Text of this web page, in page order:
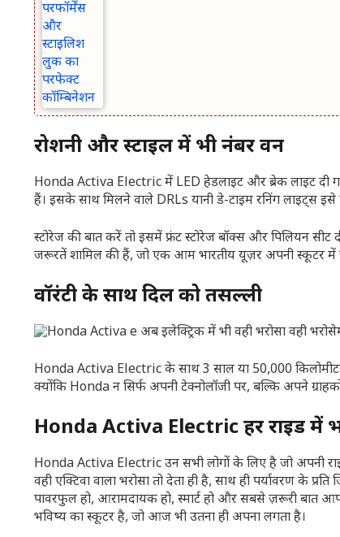
रोशनी और स्टाइल में भी नंबर वन
Honda Activa Electric में LED हेडलाइट और ब्रेक लाइट दी गई
हैं। इसके साथ मिलने वाले DRLs यानी डे-टाइम रनिंग लाइट्स
स्टोरेज की बात करें तो इसमें फ्रंट स्टोरेज बॉक्स और पिलियन
जरूरतें शामिल की हैं, जो एक आम भारतीय यूज़र अपनी स्कूटर में
वॉरंटी के साथ दिल को तसल्ली
Honda Activa Electric के साथ 3 साल या 50,000 किलोमीटर
क्योंकि Honda न सिर्फ अपनी टेक्नोलॉजी पर, बल्कि अपने
Honda Activa Electric हर राइड में
Honda Activa Electric उन सभी लोगों के लिए है जो अपनी
वही एक्टिवा वाला भरोसा तो देता ही है, साथ ही पर्यावरण के
पावरफुल हो, आरामदायक हो, स्मार्ट हो और सबसे ज़रूरी बात
भविष्य का स्कूटर है, जो आज भी उतना ही अपना लगता है।